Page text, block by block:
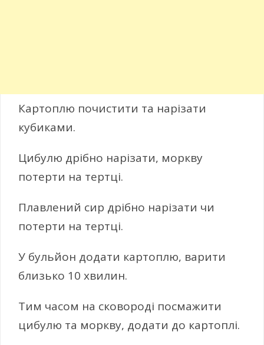
Картоплю почистити та нарізати
кубиками.
Цибулю дрібно нарізати, моркву
потерти на тертці.
Плавлений сир дрібно нарізати чи
потерти на тертці.
У бульйон додати картоплю, варити
близько 10 хвилин.
Тим часом на сковороді посмажити
цибулю та моркву, додати до картоплі.